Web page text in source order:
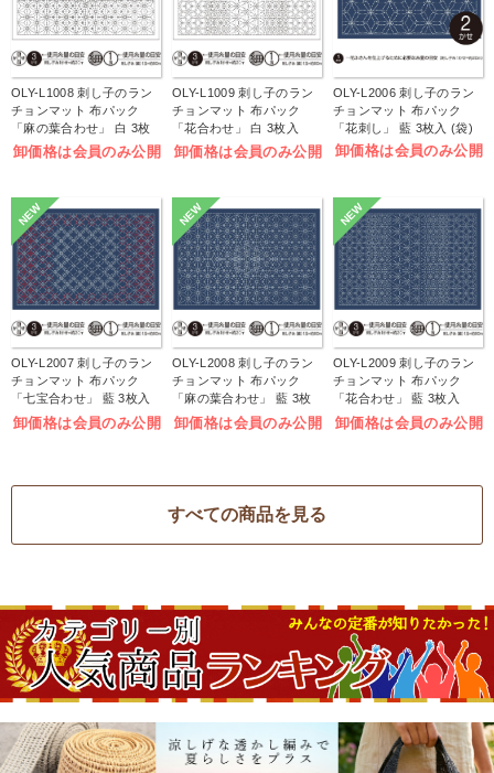
OLY-L1008 刺し子のラン
チョンマット 布パック
「麻の葉合わせ」 白 3枚
入 (袋)
卸価格は会員のみ公開
OLY-L1009 刺し子のラン
チョンマット 布パック
「花合わせ」 白 3枚入
(袋)
卸価格は会員のみ公開
OLY-L2006 刺し子のラン
チョンマット 布パック
「花刺し」 藍 3枚入 (袋)
卸価格は会員のみ公開
NEW
OLY-L2007 刺し子のラン
チョンマット 布パック
「七宝合わせ」 藍 3枚入
(袋)
卸価格は会員のみ公開
NEW
OLY-L2008 刺し子のラン
チョンマット 布パック
「麻の葉合わせ」 藍 3枚
入 (袋)
卸価格は会員のみ公開
NEW
OLY-L2009 刺し子のラン
チョンマット 布パック
「花合わせ」 藍 3枚入
(袋)
卸価格は会員のみ公開
すべての商品を見る